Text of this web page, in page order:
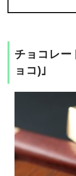
チョコレー
ョコ)｣